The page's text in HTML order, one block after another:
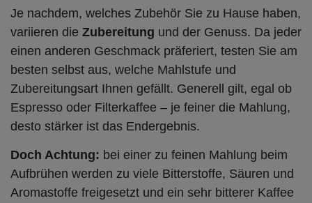
Je nachdem, welches Zubehör Sie zu Hause haben,
variieren die Zubereitung und der Genuss. Da jeder
einen anderen Geschmack präferiert, testen Sie am
besten selbst aus, welche Mahlstufe und
Zubereitungsart Ihnen gefällt. Generell gilt, egal ob
Espresso oder Filterkaffee – je feiner die Mahlung,
desto stärker ist das Endergebnis.
Doch Achtung: bei einer zu feinen Mahlung beim
Aufbrühen werden zu viele Bitterstoffe, Säuren und
Aromastoffe freigesetzt und ein sehr bitterer Kaffee